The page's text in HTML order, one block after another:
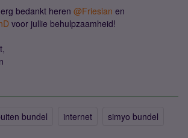
bedankt heren @Friesian en ​
voor jullie behulpzaamheid!
bundel internet simyo bundel